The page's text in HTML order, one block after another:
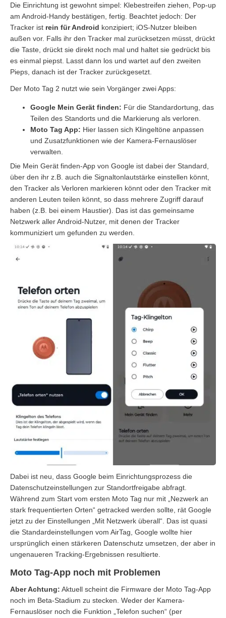
Die Einrichtung ist gewohnt simpel: Klebestreifen ziehen, Pop-up
am Android-Handy bestätigen, fertig. Beachtet jedoch: Der
Tracker ist rein für Android konzipiert; iOS-Nutzer bleiben
außen vor. Falls ihr den Tracker mal zurücksetzen müsst, drückt
die Taste, drückt sie direkt noch mal und haltet sie gedrückt bis
es einmal piepst. Lasst dann los und wartet auf den zweiten
Pieps, danach ist der Tracker zurückgesetzt.
Der Moto Tag 2 nutzt wie sein Vorgänger zwei Apps:
Google Mein Gerät finden: Für die Standardortung, das
Teilen des Standorts und die Markierung als verloren.
Moto Tag App: Hier lassen sich Klingeltöne anpassen
und Zusatzfunktionen wie der Kamera-Fernauslöser
verwalten.
Die Mein Gerät finden-App von Google ist dabei der Standard,
über den ihr z.B. auch die Signaltonlautstärke einstellen könnt,
den Tracker als Verloren markieren könnt oder den Tracker mit
anderen Leuten teilen könnt, so dass mehrere Zugriff darauf
haben (z.B. bei einem Haustier). Das ist das gemeinsame
Netzwerk aller Android-Nutzer, mit denen der Tracker
kommuniziert um gefunden zu werden.
Dabei ist neu, dass Google beim Einrichtungsprozess die
Datenschutzeinstellungen zur Standortfreigabe abfragt.
Während zum Start vom ersten Moto Tag nur mit „Nezwerk an
stark frequentierten Orten“ getracked werden sollte, rät Google
jetzt zu der Einstellungen „Mit Netzwerk überall“. Das ist quasi
die Standardeinstellungen vom AirTag, Google wollte hier
ursprünglich einen stärkeren Datenschutz umsetzen, der aber in
ungenaueren Tracking-Ergebnissen resultierte.
Moto Tag-App noch mit Problemen
Aber Achtung: Aktuell scheint die Firmware der Moto Tag-App
noch im Beta-Stadium zu stecken. Weder der Kamera-
Fernauslöser noch die Funktion „Telefon suchen“ (per